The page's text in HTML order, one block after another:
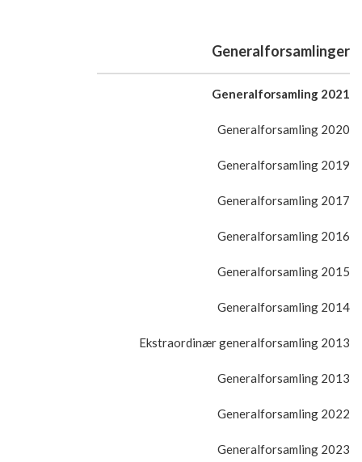
Generalforsamlinger
Generalforsamling 2021
Generalforsamling 2020
Generalforsamling 2019
Generalforsamling 2017
Generalforsamling 2016
Generalforsamling 2015
Generalforsamling 2014
Ekstraordinær generalforsamling 2013
Generalforsamling 2013
Generalforsamling 2022
Generalforsamling 2023